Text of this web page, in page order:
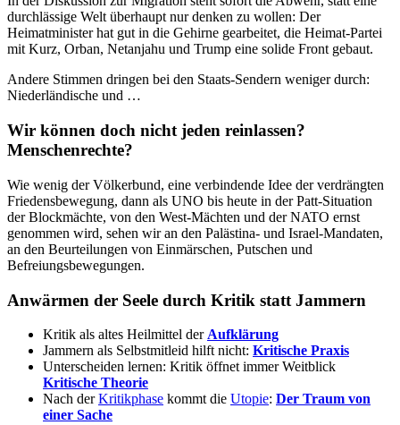
durchlässige Welt überhaupt nur denken zu wollen: Der
Heimatminister hat gut in die Gehirne gearbeitet, die Heimat-Partei
mit Kurz, Orban, Netanjahu und Trump eine solide Front gebaut.
Andere Stimmen dringen bei den Staats-Sendern weniger durch:
Niederländische und …
Wir können doch nicht jeden reinlassen?
Menschenrechte?
Wie wenig der Völkerbund, eine verbindende Idee der verdrängten
Friedensbewegung, dann als UNO bis heute in der Patt-Situation
der Blockmächte, von den West-Mächten und der NATO ernst
genommen wird, sehen wir an den Palästina- und Israel-Mandaten,
an den Beurteilungen von Einmärschen, Putschen und
Befreiungsbewegungen.
Anwärmen der Seele durch Kritik statt Jammern
Kritik als altes Heilmittel der Aufklärung
Jammern als Selbstmitleid hilft nicht: Kritische Praxis
Unterscheiden lernen: Kritik öffnet immer Weitblick
Kritische Theorie
Nach derKritikphase kommt die Utopie: Der Traum von
einer Sache